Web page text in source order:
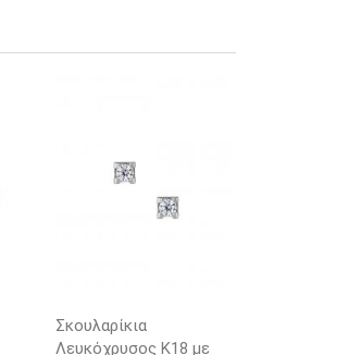
Σκουλαρίκια
Λευκόχρυσος Κ18 με